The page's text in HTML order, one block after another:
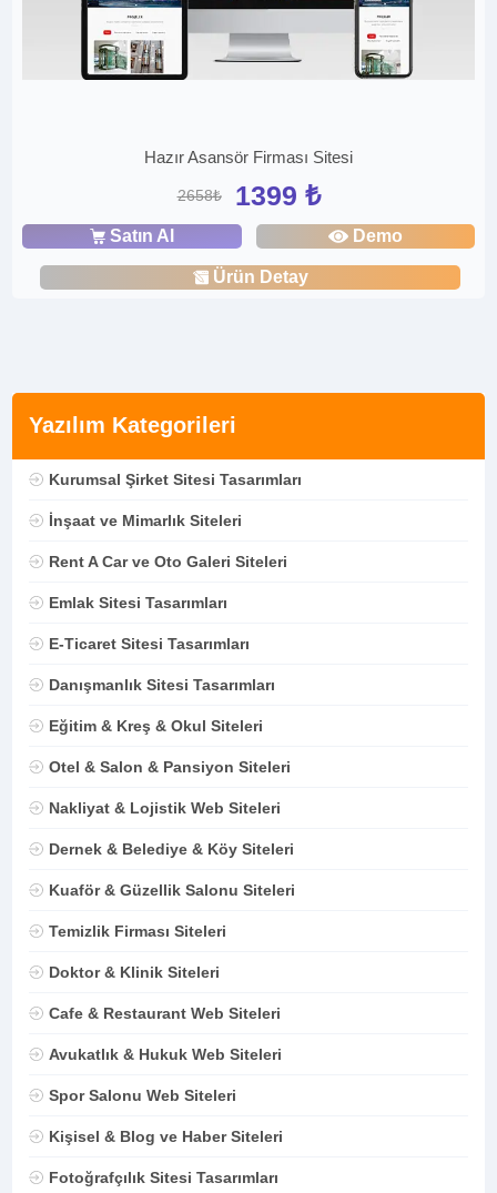
Yazılım Kategorileri
Kurumsal Şirket Sitesi Tasarımları
İnşaat ve Mimarlık Siteleri
Rent A Car ve Oto Galeri Siteleri
Emlak Sitesi Tasarımları
E-Ticaret Sitesi Tasarımları
Danışmanlık Sitesi Tasarımları
Eğitim & Kreş & Okul Siteleri
Otel & Salon & Pansiyon Siteleri
Nakliyat & Lojistik Web Siteleri
Dernek & Belediye & Köy Siteleri
Kuaför & Güzellik Salonu Siteleri
Temizlik Firması Siteleri
Doktor & Klinik Siteleri
Cafe & Restaurant Web Siteleri
Avukatlık & Hukuk Web Siteleri
Spor Salonu Web Siteleri
Kişisel & Blog ve Haber Siteleri
Fotoğrafçılık Sitesi Tasarımları
Hazır Asansör Firması Sitesi
2658₺ 1399 ₺
Satın Al Demo
Ürün Detay